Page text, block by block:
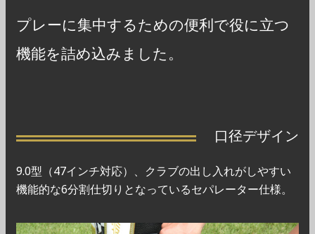
プレーに集中するための便利で役に立つ
機能を詰め込みました。
口径デザイン
9.0型（47インチ対応）、クラブの出し入れがしやすい
機能的な6分割仕切りとなっているセパレーター仕様。